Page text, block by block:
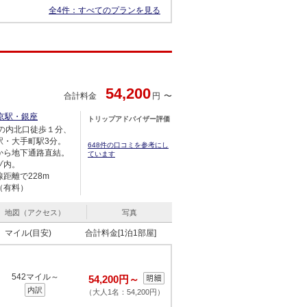
全4件： すべてのプランを見る
合計料金 54,200 円
駅・銀座
内北口徒歩１分、
大手町駅3分。
地下通路直結。
。
距離で228m
料）
トリップアドバイザー評価
648件の口コミを参考にし
ています
地図（アクセス） 写真
マイル(目安) 合計料金[1泊1部屋]
542マイル～
内訳
54,200円～
（大人1名：54,200円）